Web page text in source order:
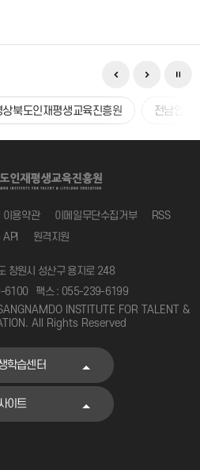
상북도인재평생교육진흥원 전남인재
이용약관 이메일무단수집거부
RSS
원격지원
창원시 성산구 용지로 248
6100
팩스 : 055-239-6199
INSTITUTE FOR TALENT &
All Rights Reserved
학습센터
이트